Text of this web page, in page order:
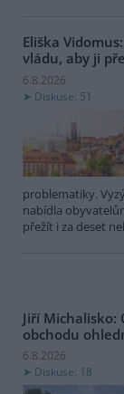
Eliška
vládu, aby ji
6.8.2026
Diskuse: 51
problematiky.
nabídla
přežít i za deset
Jiří
obchodu
6.8.2026
Diskuse: 18